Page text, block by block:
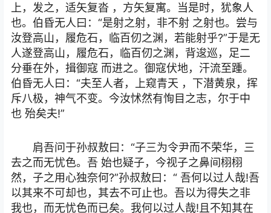
上，发之，适矢复沓 ，方矢复寓。当是时，犹象人
也。伯昏无人曰：“是射之射，非不射 之射也。尝与
汝登高山，履危石，临百仞之渊，若能射乎?”于是无
人遂登高山，履危石，临百仞之渊，背逡巡，足二
分垂在外，揖御寇 而进之。御寇伏地，汗流至踵。
伯昏无人曰：“夫至人者，上窥青天 ，下潜黄泉，挥
斥八极，神气不变。今汝怵然有恂目之志，尔于中
也 殆矣夫!”
肩吾问于孙叔敖曰：“子三为令尹而不荣华，三
去之而无忧色。吾 始也疑子，今视子之鼻间栩栩
然，子之用心独奈何?”孙叔敖曰：“ 吾何以过人哉!吾
以其来不可却也，其去不可止也。吾以为得失之非
我也，而无忧色而已矣。我何以过人哉!且不知其在